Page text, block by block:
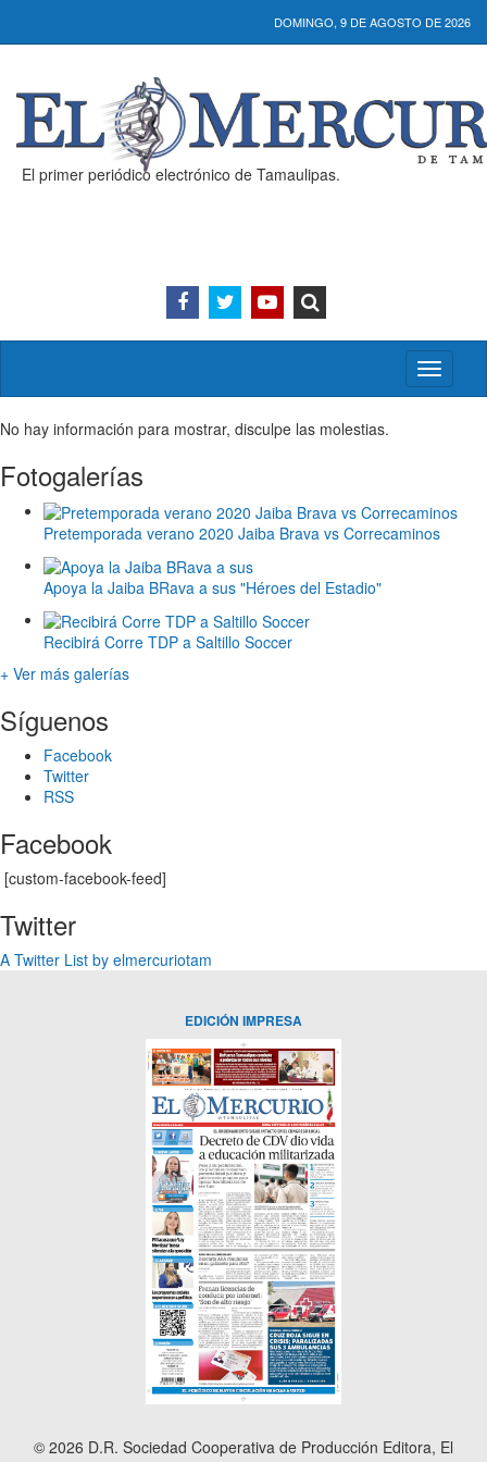
DOMINGO, 9 DE AGOSTO DE 2026
El primer periódico electrónico de Tamaulipas.
Activar/
menú
No hay información para mostrar, disculpe las molestias.
Fotogalerías
Pretemporada verano 2020 Jaiba Brava vs Correcaminos
Apoya la Jaiba BRava a sus "Héroes del Estadio"
Recibirá Corre TDP a Saltillo Soccer
+ Ver más galerías
Síguenos
Facebook
Twitter
RSS
Facebook
[custom-facebook-feed]
Twitter
A Twitter List by elmercuriotam
EDICIÓN IMPRESA
© 2026 D.R. Sociedad Cooperativa de Producción Editora, El